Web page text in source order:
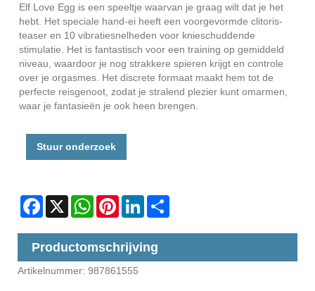
Elf Love Egg is een speeltje waarvan je graag wilt dat je het
hebt. Het speciale hand-ei heeft een voorgevormde clitoris-
teaser en 10 vibratiesnelheden voor knieschuddende
stimulatie. Het is fantastisch voor een training op gemiddeld
niveau, waardoor je nog strakkere spieren krijgt en controle
over je orgasmes. Het discrete formaat maakt hem tot de
perfecte reisgenoot, zodat je stralend plezier kunt omarmen,
waar je fantasieën je ook heen brengen.
Stuur onderzoek
Facebook
X WhatsAppPinterestLinkedIn
Productomschrijving
Artikelnummer: 987861555